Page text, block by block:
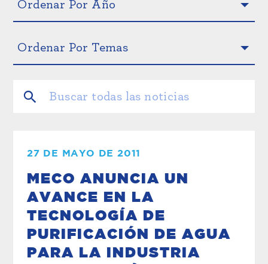
27 DE MAYO DE 2011
MECO ANUNCIA UN
AVANCE EN LA
TECNOLOGÍA DE
PURIFICACIÓN DE AGUA
PARA LA INDUSTRIA